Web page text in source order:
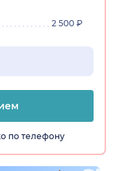
2 500 ₽
по телефону